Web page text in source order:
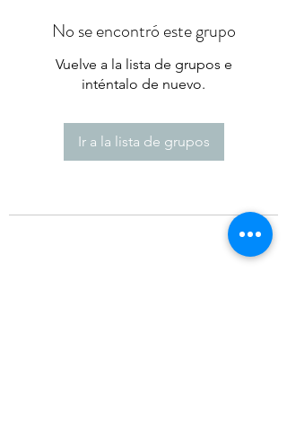
No se encontró este grupo
Vuelve a la lista de grupos e
inténtalo de nuevo.
Ir a la lista de grupos